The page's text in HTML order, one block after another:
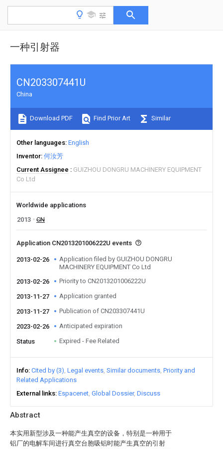
一种引射器
Abstract
本实用新型涉及一种能产生真空的设备，特别是一种用于
铝厂的电解车间进行真空台胞吸铝时能产生真空的引射
CN203307441U
China
Download PDF Find Prior Art Similar
Other languages English
Inventor 何汝芳
Current Assignee
GUIZHOU DONGRU MACHINERY EQUIPMENT
Co Ltd
Worldwide applications
2013
CN
Application CN2013201006222U events
2013-02-26
Application filed by GUIZHOU DONGRU
MACHINERY EQUIPMENT Co Ltd
2013-02-26
Priority to CN2013201006222U
2013-11-27 Application granted
2013-11-27 Publication of CN203307441U
2023-02-26 Anticipated expiration
Status Expired - Fee Related
Info Cited by (3) Legal events Similar documents Priority and
Related Applications
External links Espacenet Global Dossier Discuss